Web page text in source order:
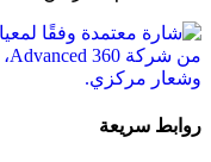
روابط سريعة